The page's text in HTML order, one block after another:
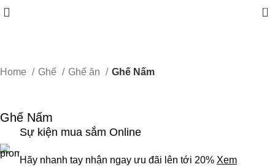
0
Home Ghế Ghế ăn Ghế Nấm
Ghế Nấm
Sự kiện mua sắm Online
Hãy nhanh tay nhận ngay ưu đãi lên tới 20% Xem